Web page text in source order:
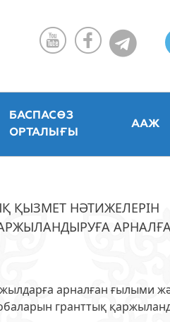
БАСПАСӨЗ
ОРТАЛЫҒЫ
ААЖ
ҚЫЗМЕТ НӘТИЖЕЛЕРІН
арналған ғылыми
гранттық